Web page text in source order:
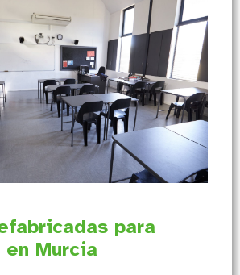
para
Murcia